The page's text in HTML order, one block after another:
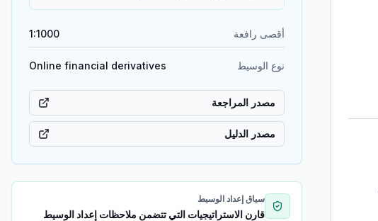
أقصى رافعة 1:1000
نوع الوسيط Online financial derivatives
مصدر المراجعة
مصدر الدليل
سياق إعداد الوسيط
قارن الاستراتيجيات التي تتضمن ملاحظات إعداد الوسيط